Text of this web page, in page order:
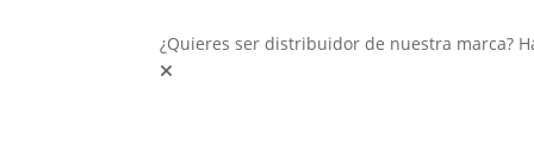
¿Quieres ser distribuidor de nuestra marca?